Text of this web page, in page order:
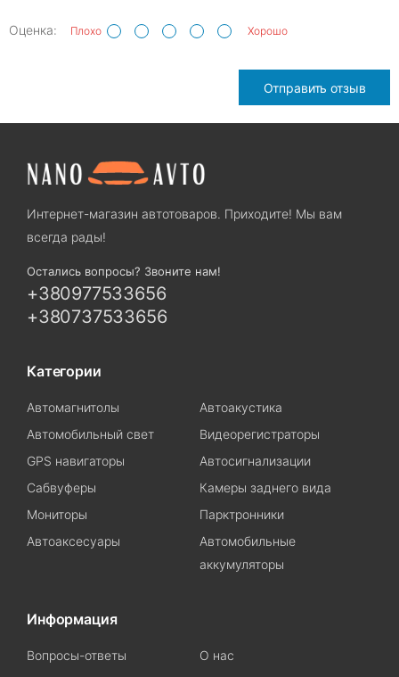
Оценка: Плохо Хорошо
Отправить отзыв
Интернет-магазин автотоваров. Приходите! Мы вам
всегда рады!
Остались вопросы? Звоните нам!
+380977533656
+380737533656
Категории
Автомагнитолы
Автоакустика
Автомобильный свет
Видеорегистраторы
GPS навигаторы
Автосигнализации
Сабвуферы
Камеры заднего вида
Мониторы
Парктронники
Автоаксесуары
Автомобильные
аккумуляторы
Информация
Вопросы-ответы
О нас